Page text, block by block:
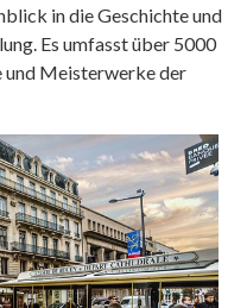
in die Geschichte und
Es umfasst über 5000
und Meisterwerke der